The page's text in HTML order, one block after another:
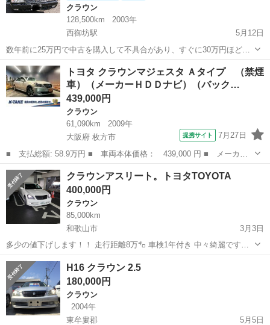
クラウン
128,500km
2003年
西御坊駅
5月12日
数年前に25万円で中古を購入して不具合があり、すぐに30万円ほど払
ってトヨタディーラーにて整備交換しました。 マイルドハイブリッド
36Vバッテリーや車種専用バッテリー交換 ノークレーム厳守です。 ベ
ルト、assy一式、ベ...
和歌山 御坊市 西御坊駅 バッテリー
トヨタ クラウンマジェスタ Ａタイプ （禁煙
車）（メーカーＨＤＤナビ）（バック…
439,000円
クラウン
61,090km
2009年
大阪府 枚方市
提携サイト 7月27日
■ 支払総額: 58.9万円 ■ 車両本体価格： 439,000 円 ■ メーカー
名： トヨタ ■ 車種名： クラウンマジェスタ ■ グレード名：
Ａタイプ （禁煙車）（メーカーＨＤＤナビ）（バックカメラ）（ク
ルーズコント...
大阪 枚方市 クラウン
クラウンアスリート。トヨタTOYOTA
400,000円
クラウン
85,000km
和歌山市
3月3日
多少の値下げします！！ 走行距離8万㌔ 車検1年付き 中々綺麗です
よ！！ 値下げ中で45万 即決ならまだ値引きしますよ！
和歌山 和歌山市 クラウン
H16 クラウン 2.5
180,000円
クラウン
2004年
東牟婁郡
5月5日